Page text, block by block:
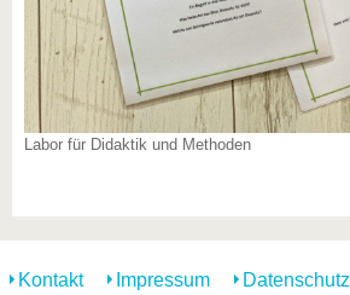
Labor für Didaktik und Methoden
Kontakt Impressum Datenschutz